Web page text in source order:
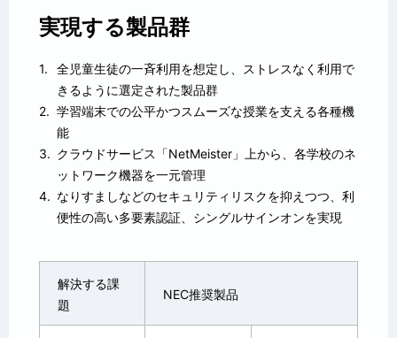
実現する製品群
全児童生徒の一斉利用を想定し、ストレスなく利用で
きるように選定された製品群
学習端末での公平かつスムーズな授業を支える各種機
能
クラウドサービス「NetMeister」上から、各学校のネ
ットワーク機器を一元管理
なりすましなどのセキュリティリスクを抑えつつ、利
便性の高い多要素認証、シングルサインオンを実現
解決する課
題
NEC推奨製品